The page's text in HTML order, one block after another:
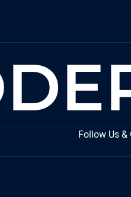
Follow Us &